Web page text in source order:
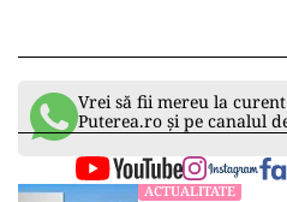
Vrei să fii mereu la
Puterea.ro și pe canalul
ACTUALITATE